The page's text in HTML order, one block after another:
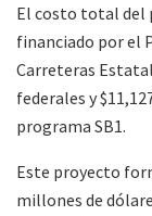
El costo total del
financiado por el
Carreteras
federales y
programa SB1.
Este proyecto
millones de